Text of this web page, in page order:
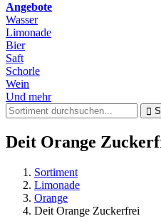
Angebote
Wasser
Limonade
Bier
Saft
Schorle
Wein
Und mehr
Deit Orange
Sortiment
Limonade
Orange
Deit Orange Zuckerfrei